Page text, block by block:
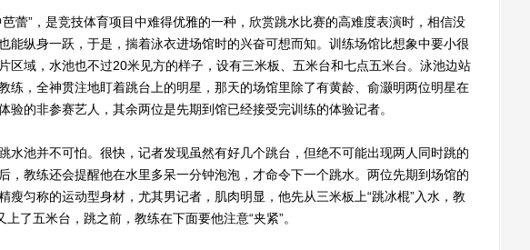
”，是竞技体育项目中难得优雅的一种，欣赏跳水比赛的高难度表演时，相信没
能纵身一跃，于是，揣着泳衣进场馆时的兴奋可想而知。训练场馆比想象中要小很
区域，水池也不过20米见方的样子，设有三米板、五米台和七点五米台。泳池边站
练，全神贯注地盯着跳台上的明星，那天的场馆里除了有黄龄、俞灏明两位明星在
验的非参赛艺人，其余两位是先期到馆已经接受完训练的体验记者。
池并不可怕。很快，记者发现虽然有好几个跳台，但绝不可能出现两人同时跳的
，教练还会提醒他在水里多呆一分钟泡泡，才命令下一个跳水。两位先期到场馆的
瘦匀称的运动型身材，尤其男记者，肌肉明显，他先从三米板上“跳冰棍”入水，教
上了五米台，跳之前，教练在下面要他注意“夹紧”。